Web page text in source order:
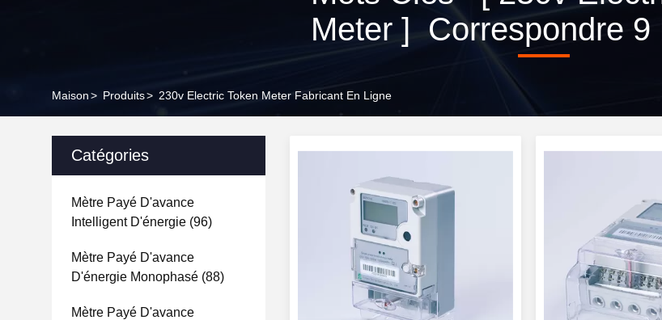
Meter ] Correspondre 9
Maison> Produits> 230v Electric Token Meter Fabricant En Ligne
Catégories
Mètre Payé D'avance
Intelligent D'énergie (96)
Mètre Payé D'avance
D'énergie Monophasé (88)
Mètre Payé D'avance